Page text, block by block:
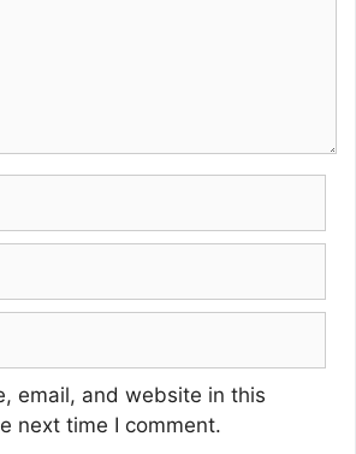
email, and website in this
next time I comment.